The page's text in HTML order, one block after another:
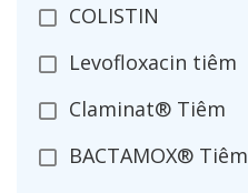
COLISTIN
Levofloxacin tiêm
Claminat® Tiêm
BACTAMOX® Tiêm